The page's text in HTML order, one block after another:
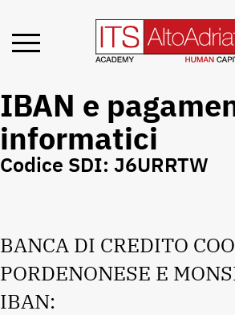
IBAN e
informatici
Codice SDI: J6URRTW
BANCA DI CREDITO
PORDENONESE E
IBAN: